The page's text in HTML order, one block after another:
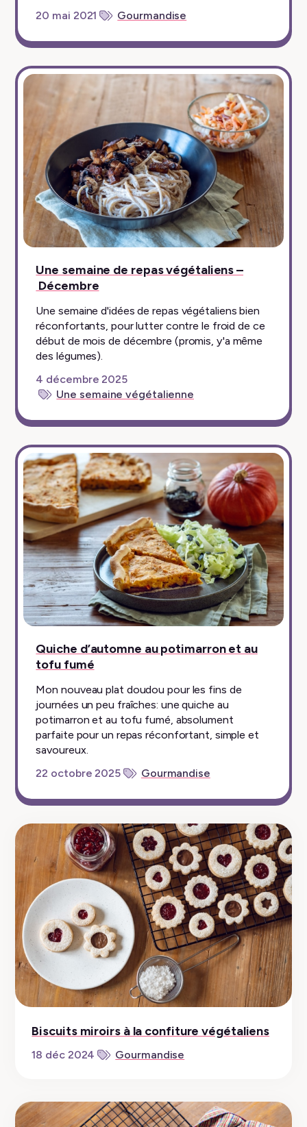
20 mai 2021
Gourmandise
Une semaine de repas végétaliens –
Décembre
Une semaine d'idées de repas végétaliens bien
réconfortants, pour lutter contre le froid de ce
début de mois de décembre (promis, y'a même
des légumes).
4 décembre 2025
Une semaine végétalienne
Quiche d’automne au potimarron et au
tofu fumé
Mon nouveau plat doudou pour les fins de
journées un peu fraîches: une quiche au
potimarron et au tofu fumé, absolument
parfaite pour un repas réconfortant, simple et
savoureux.
22 octobre 2025
Gourmandise
Biscuits miroirs à la confiture végétaliens
18 déc 2024 Gourmandise